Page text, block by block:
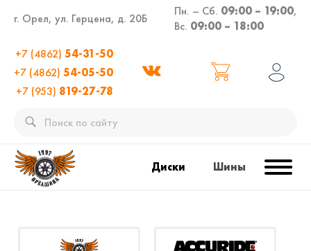
г. Орел, ул. Герцена, д. 20Б
Пн. – Сб. 09:00 – 19:00,
Вс. 09:00 – 18:00
+7 (4862) 54-31-50
+7 (4862) 54-05-50
+7 (953) 819-27-78
Диски Шины